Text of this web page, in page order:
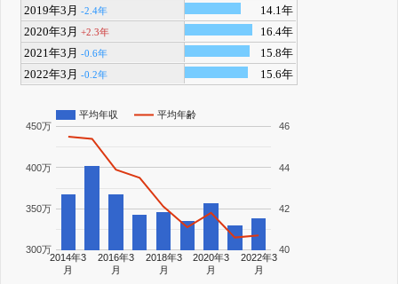
2019年3月-2.4年
14.1年
2020年3月+2.3年
16.4年
2021年3月-0.6年
15.8年
2022年3月-0.2年 15.6年
平均年収 平均年齢
2014年3
月
2016年3
月
2018年3
月
2020年3
月
2022年3
月
300万
350万
400万
450万
40
42
44
46